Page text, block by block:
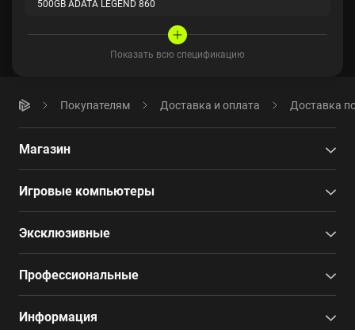
500GB ADATA LEGEND 860
Показать всю спецификацию
Покупателям Доставка и оплата Доставка
Магазин
Игровые компьютеры
Эксклюзивные
Профессиональные
Информация